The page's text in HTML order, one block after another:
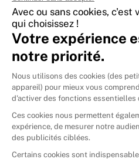
International
🇪🇸 Espagne
🇩🇪Allemagne
🇮🇹 Italie